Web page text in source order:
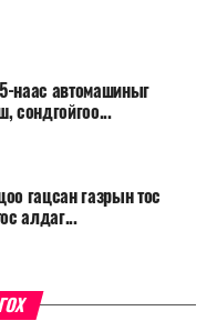
наас автомашиныг
сондгойгоо...
гацсан газрын тос
алдаг...